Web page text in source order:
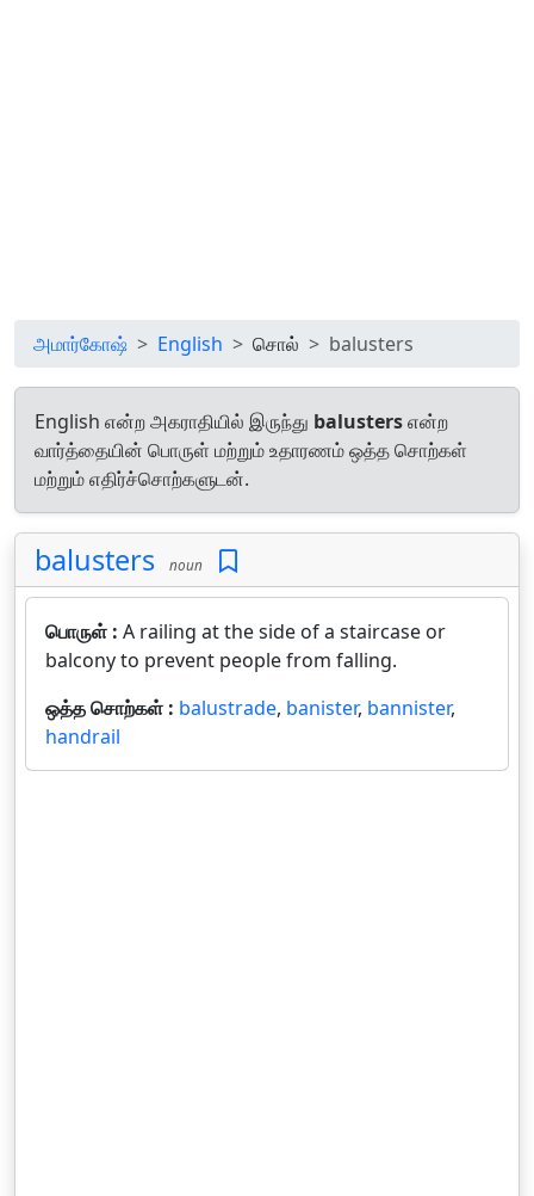
அமார்கோஷ் English சொல் balusters
English என்ற அகராதியில் இருந்து balustersஎன்ற
வார்த்தையின் பொருள் மற்றும் உதாரணம் ஒத்த சொற்கள்
மற்றும் எதிர்ச்சொற்களுடன்.
balusters noun
பொருள் : A railing at the side of a staircase or
balcony to prevent people from falling.
ஒத்த சொற்கள் : balustrade, banister, bannister,
handrail